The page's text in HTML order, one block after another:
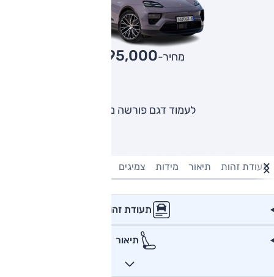
מחיר-₪795,000
לעמוד דגם פורשה מקאן
תעודת זהות תיאור מידות צמיגים
תעודת זהות
תיאור